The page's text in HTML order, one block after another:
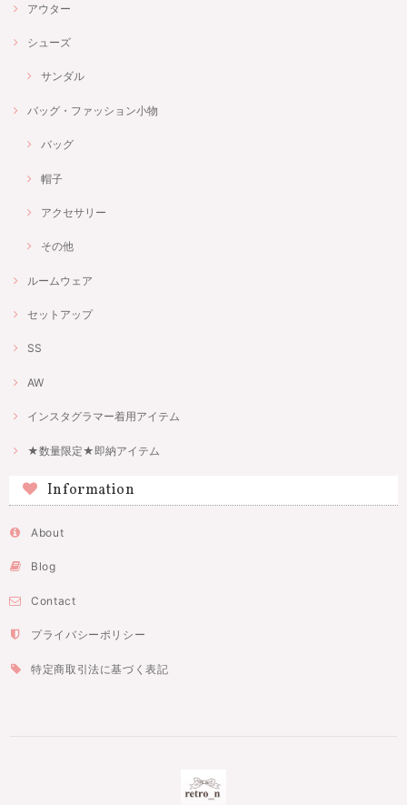
アウター
シューズ
サンダル
バッグ・ファッション小物
バッグ
帽子
アクセサリー
その他
ルームウェア
セットアップ
SS
AW
インスタグラマー着用アイテム
★数量限定★即納アイテム
Information
About
Blog
Contact
プライバシーポリシー
特定商取引法に基づく表記